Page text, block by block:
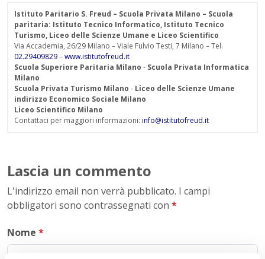
Istituto Paritario S. Freud – Scuola Privata Milano – Scuola
paritaria: Istituto Tecnico Informatico, Istituto Tecnico
Turismo, Liceo delle Scienze Umane e Liceo Scientifico
Via Accademia, 26/29 Milano – Viale Fulvio Testi, 7 Milano – Tel.
02.29409829–www.istitutofreud.it
Scuola Superiore Paritaria Milano - Scuola Privata Informatica
Milano
Scuola Privata Turismo Milano - Liceo delle Scienze Umane
indirizzo Economico Sociale Milano
Liceo Scientifico Milano
Contattaci per maggiori informazioni: info@istitutofreud.it
Lascia un commento
L'indirizzo email non verrà pubblicato. I campi
obbligatori sono contrassegnati con *
Nome *